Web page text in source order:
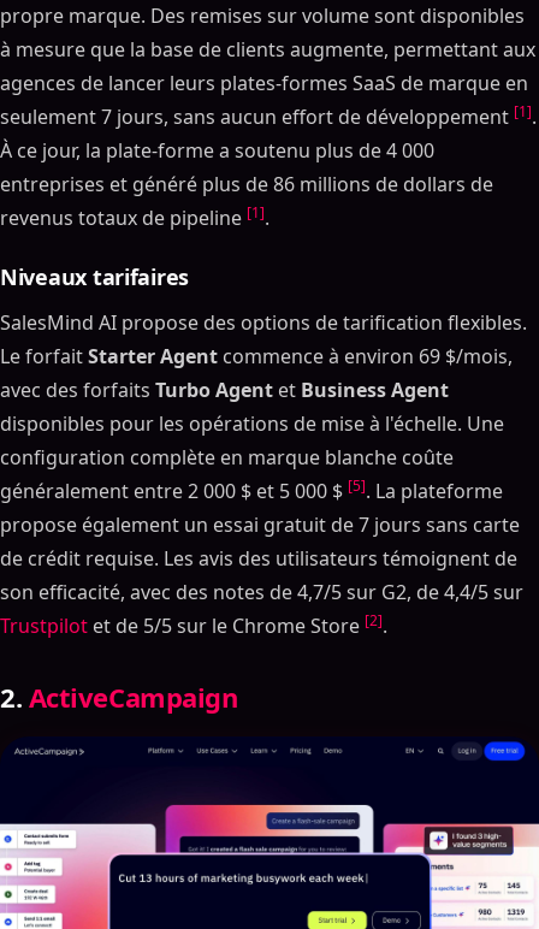
propre marque. Des remises sur volume sont disponibles
à mesure que la base de clients augmente, permettant aux
agences de lancer leurs plates-formes SaaS de marque en
seulement 7 jours, sans aucun effort de développement [1].
À ce jour, la plate-forme a soutenu plus de 4 000
entreprises et généré plus de 86 millions de dollars de
revenus totaux de pipeline [1].
Niveaux tarifaires
SalesMind AI propose des options de tarification flexibles.
Le forfaitStarter Agent commence à environ 69 $/mois,
avec des forfaits Turbo Agent et Business Agent
disponibles pour les opérations de mise à l'échelle. Une
configuration complète en marque blanche coûte
généralement entre 2 000 $ et 5 000 $ [5]. La plateforme
propose également un essai gratuit de 7 jours sans carte
de crédit requise. Les avis des utilisateurs témoignent de
son efficacité, avec des notes de 4,7/5 sur G2, de 4,4/5 sur
Trustpilot et de 5/5 sur le Chrome Store [2].
2. ActiveCampaign